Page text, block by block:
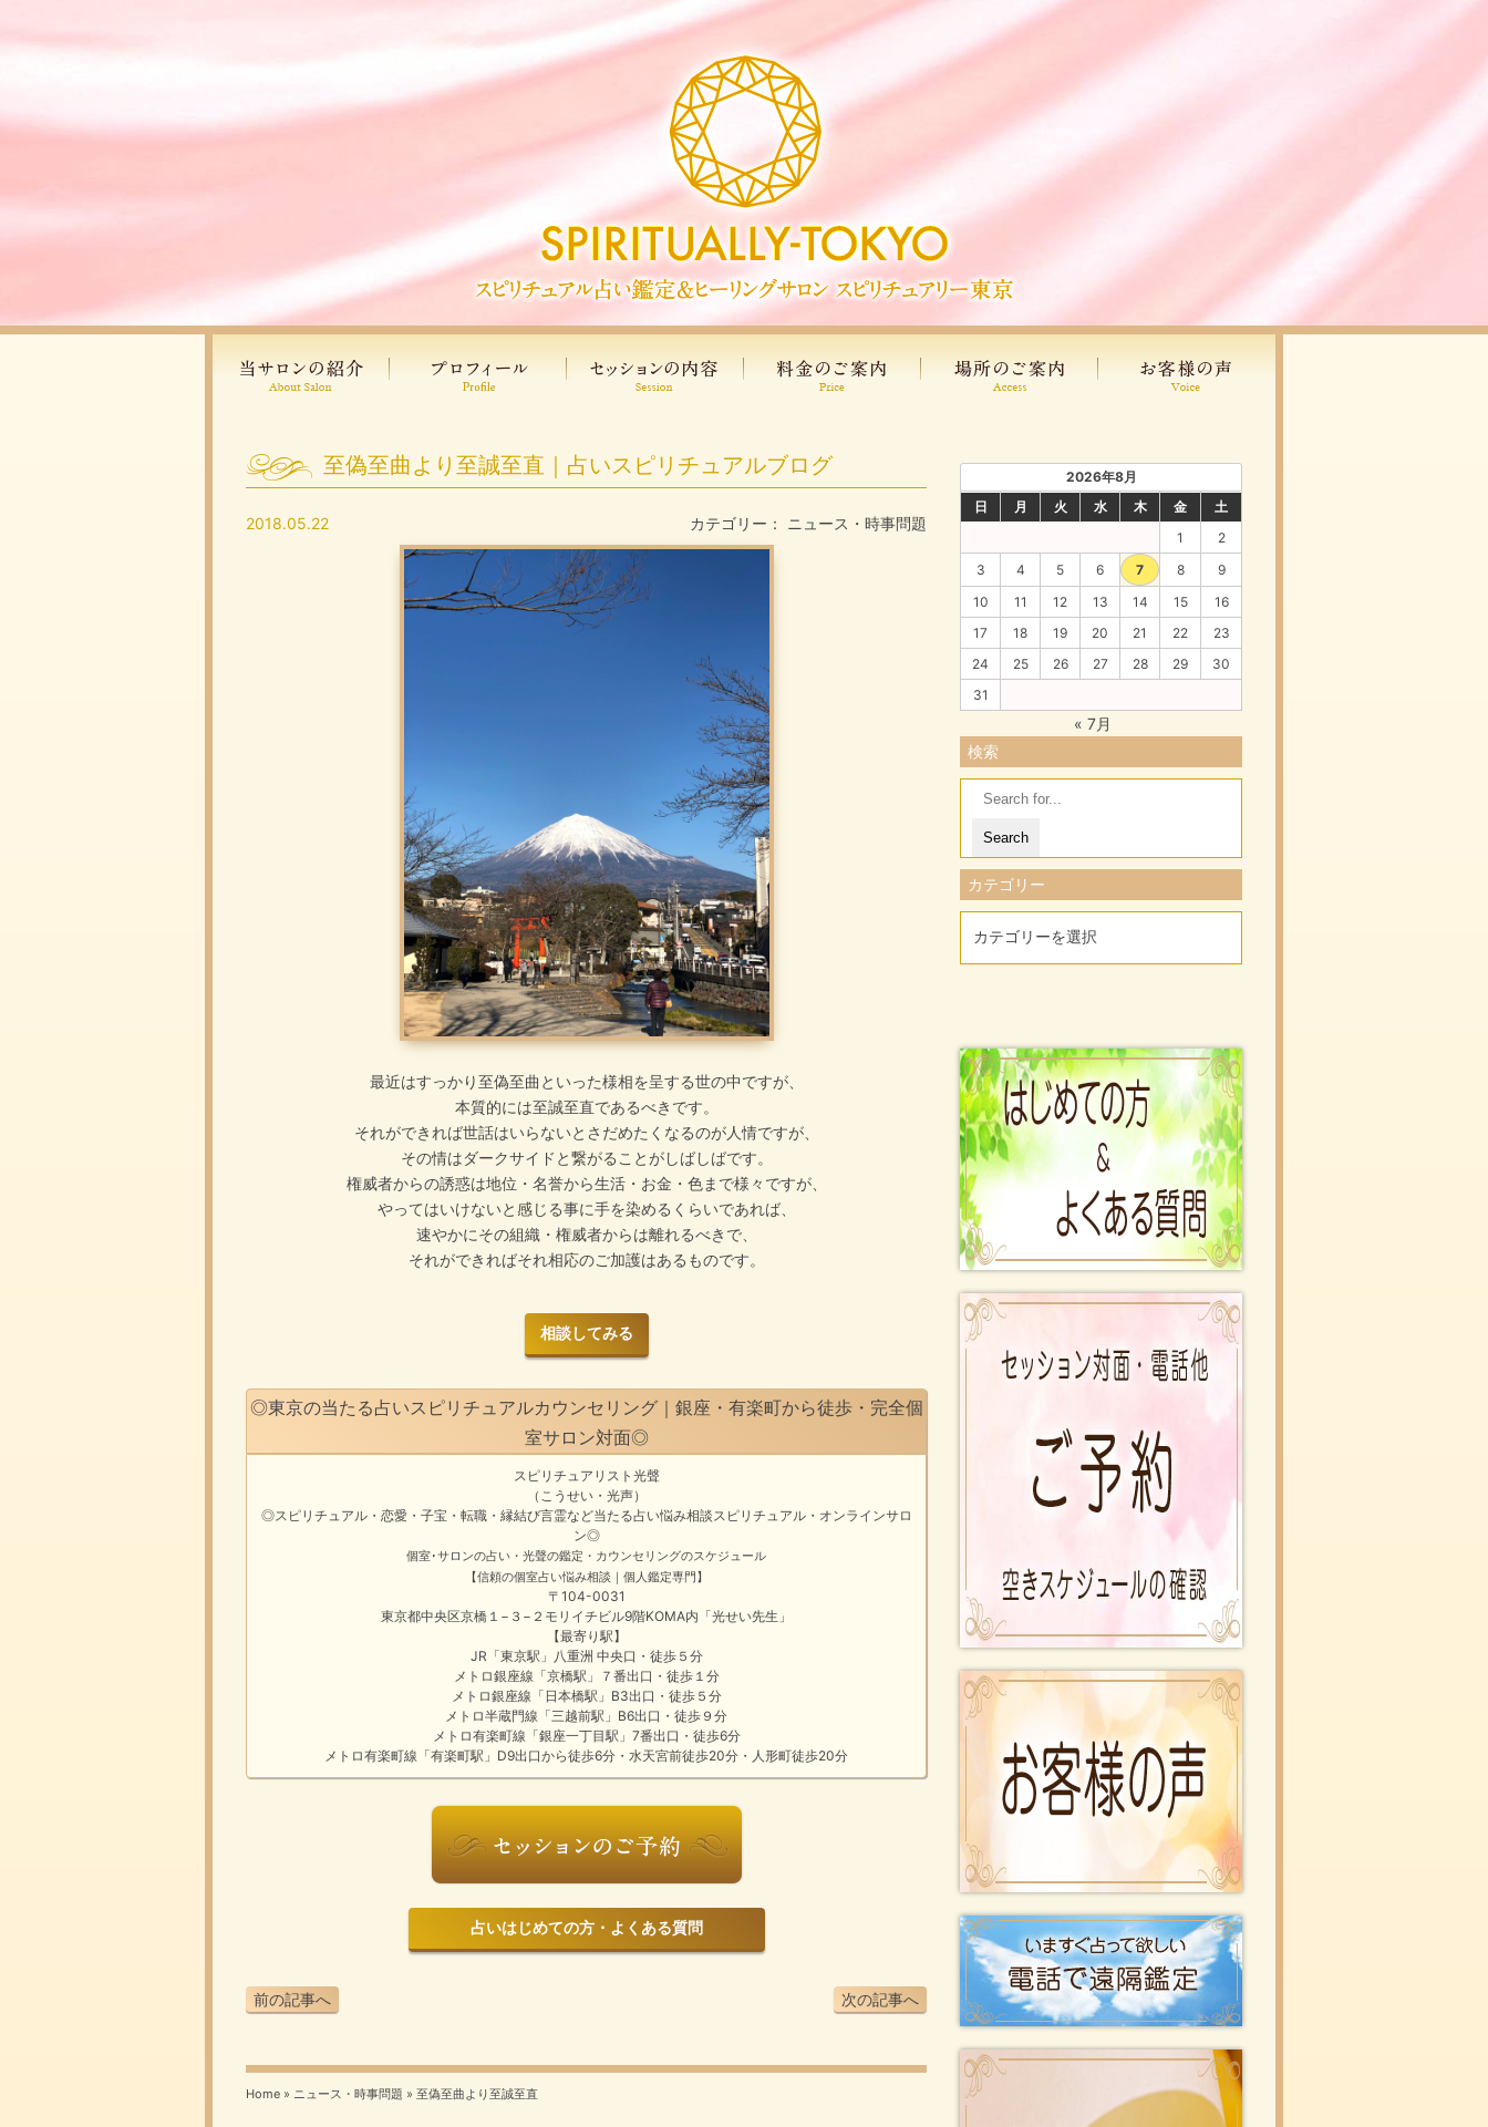
至偽至曲より至誠至直｜占いスピリチュアルブログ
カテゴリー： ニュース・時事問題
2018.05.22
最近はすっかり至偽至曲といった様相を呈する世の中ですが、
本質的には至誠至直であるべきです。
それができれば世話はいらないとさだめたくなるのが人情ですが、
その情はダークサイドと繋がることがしばしばです。
権威者からの誘惑は地位・名誉から生活・お金・色まで様々ですが、
やってはいけないと感じる事に手を染めるくらいであれば、
速やかにその組織・権威者からは離れるべきで、
それができればそれ相応のご加護はあるものです。
相談してみる
◎東京の当たる占いスピリチュアルカウンセリング｜銀座・有楽町から徒歩・完全個
室サロン対面◎
スピリチュアリスト光聲
（こうせい・光声）
◎スピリチュアル・恋愛・子宝・転職・縁結び言霊など当たる占い悩み相談スピリチュアル・オンラインサロ
ン◎
個室･サロンの占い・光聲の鑑定・カウンセリングのスケジュール
【信頼の個室占い悩み相談｜個人鑑定専門】
〒104-0031
東京都中央区京橋１−３−２モリイチビル9階KOMA内「光せい先生」
【最寄り駅】
JR「東京駅」八重洲 中央口・徒歩５分
メトロ銀座線「京橋駅」７番出口・徒歩１分
メトロ銀座線「日本橋駅」B3出口・徒歩５分
メトロ半蔵門線「三越前駅」B6出口・徒歩９分
メトロ有楽町線「銀座一丁目駅」7番出口・徒歩6分
メトロ有楽町線「有楽町駅」D9出口から徒歩6分・水天宮前徒歩20分・人形町徒歩20分
占いはじめての方・よくある質問
次の記事へ
前の記事へ
Home » ニュース・時事問題 » 至偽至曲より至誠至直
2026年8月
日
月 火 水 木 金
土
1
2
3
4 5 6 7 8
9
10
11 12 13 14 15
16
17
18 19 20 21 22
23
24
25 26 27 28 29
30
31
« 7月
検索
Search
カテゴリー